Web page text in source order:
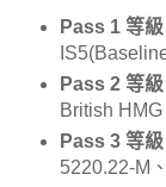
Pass 1 等級
Pass 2 等級
British
Pass 3 等級
5220.22-M